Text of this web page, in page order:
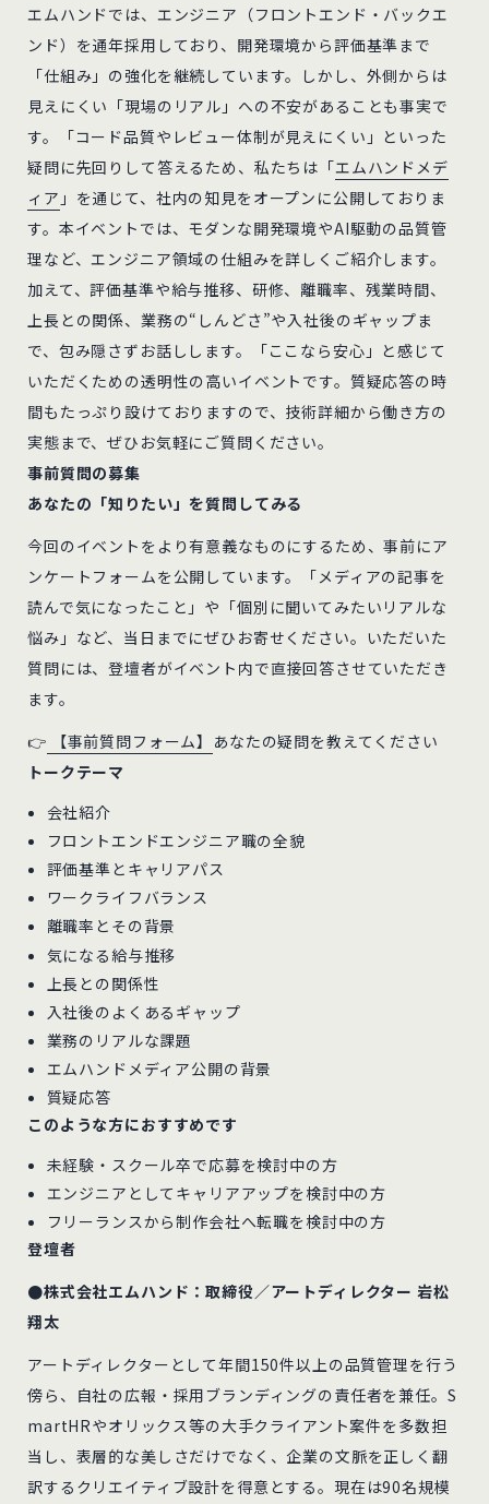
エムハンドでは、エンジニア（フロントエンド・バックエ
ンド）を通年採用しており、開発環境から評価基準まで
「仕組み」の強化を継続しています。しかし、外側からは
見えにくい「現場のリアル」への不安があることも事実で
す。「コード品質やレビュー体制が見えにくい」といった
疑問に先回りして答えるため、私たちは「エムハンドメデ
ィア 」を通じて、社内の知見をオープンに公開しておりま
す。本イベントでは、モダンな開発環境やAI駆動の品質管
理など、エンジニア領域の仕組みを詳しくご紹介します。
加えて、評価基準や給与推移、研修、離職率、残業時間、
上長との関係、業務の“しんどさ”や入社後のギャップま
で、包み隠さずお話しします。「ここなら安心」と感じて
いただくための透明性の高いイベントです。質疑応答の時
間もたっぷり設けておりますので、技術詳細から働き方の
実態まで、ぜひお気軽にご質問ください。
事前質問の募集
あなたの「知りたい」を質問してみる
今回のイベントをより有意義なものにするため、事前にア
ンケートフォームを公開しています。「メディアの記事を
読んで気になったこと」や「個別に聞いてみたいリアルな
悩み」など、当日までにぜひお寄せください。いただいた
質問には、登壇者がイベント内で直接回答させていただき
ます。
👉 【事前質問フォーム】 あなたの疑問を教えてください
トークテーマ
会社紹介
フロントエンドエンジニア職の全貌
評価基準とキャリアパス
ワークライフバランス
離職率とその背景
気になる給与推移
上長との関係性
入社後のよくあるギャップ
業務のリアルな課題
エムハンドメディア公開の背景
質疑応答
このような方におすすめです
未経験・スクール卒で応募を検討中の方
エンジニアとしてキャリアアップを検討中の方
フリーランスから制作会社へ転職を検討中の方
登壇者
●株式会社エムハンド：取締役／アートディレクター 岩松
翔太
アートディレクターとして年間150件以上の品質管理を行う
傍ら、自社の広報・採用ブランディングの責任者を兼任。S
martHRやオリックス等の大手クライアント案件を多数担
当し、表層的な美しさだけでなく、企業の文脈を正しく翻
訳するクリエイティブ設計を得意とする。現在は90名規模